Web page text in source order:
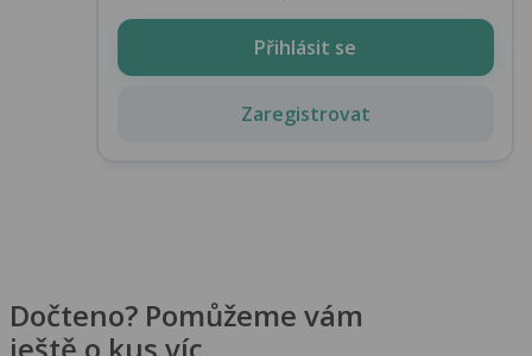
Přihlásit se
Zaregistrovat
Dočteno? Pomůžeme vám
ještě o kus víc.